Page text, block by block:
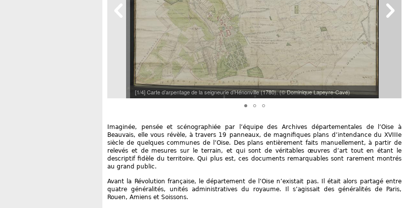
[1/4] Carte d’arpentage de la seigneurie d’Hénonville (1780). (© Dominique Lapeyre-Cavé)
Imaginée, pensée et scénographiée par l’équipe des Archives départementales de l’Oise à
Beauvais, elle vous révèle, à travers 19 panneaux, de magnifiques plans d’intendance du XVIIIe
siècle de quelques communes de l’Oise. Des plans entièrement faits manuellement, à partir de
relevés et de mesures sur le terrain, et qui sont de véritables œuvres d’art tout en étant le
descriptif fidèle du territoire. Qui plus est, ces documents remarquables sont rarement montrés
au grand public.
Avant la Révolution française, le département de l’Oise n’existait pas. Il était alors partagé entre
quatre généralités, unités administratives du royaume. Il s’agissait des généralités de Paris,
Rouen, Amiens et Soissons.